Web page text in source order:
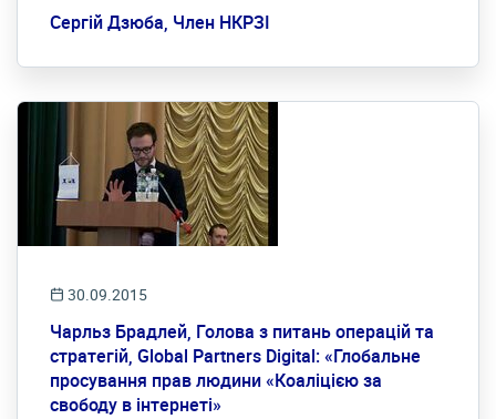
Сергій Дзюба, Член НКРЗІ
30.09.2015
Чарльз Брадлей, Голова з питань операцій та
стратегій, Global Partners Digital: «Глобальне
просування прав людини «Коаліцією за
свободу в інтернеті»